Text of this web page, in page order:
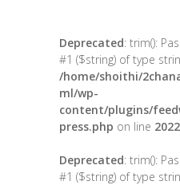
Deprecated: trim():
#1 ($string) of type
/home/shoithi/
ml/wp-
content/plugins/
press.php on line 2022
Deprecated: trim():
#1 ($string) of type